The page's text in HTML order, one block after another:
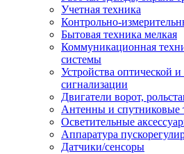
Учетная техника
Контрольно-
Бытовая техника мелкая
Коммуникационная
системы
Устройства оптической и
сигнализации
Двигатели ворот,
Антенны и спутниковые
Осветительные
Аппаратура
Датчики/сенсоры